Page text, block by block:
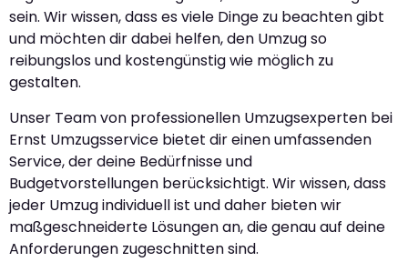
sein. Wir wissen, dass es viele Dinge zu beachten gibt
und möchten dir dabei helfen, den Umzug so
reibungslos und kostengünstig wie möglich zu
gestalten.
Unser Team von professionellen Umzugsexperten bei
Ernst Umzugsservice bietet dir einen umfassenden
Service, der deine Bedürfnisse und
Budgetvorstellungen berücksichtigt. Wir wissen, dass
jeder Umzug individuell ist und daher bieten wir
maßgeschneiderte Lösungen an, die genau auf deine
Anforderungen zugeschnitten sind.